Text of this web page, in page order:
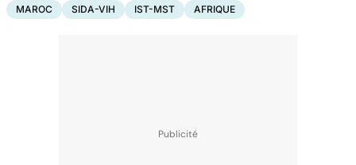
MAROC SIDA-VIH IST-MST AFRIQUE